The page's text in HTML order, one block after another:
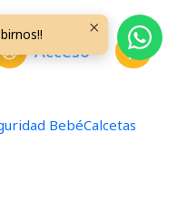
Acceso
BebéCalcetas